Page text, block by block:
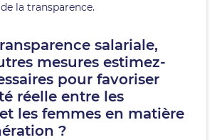
la transparence.
salariale,
mesures estimez-
pour favoriser
réelle entre les
les femmes en matière
?